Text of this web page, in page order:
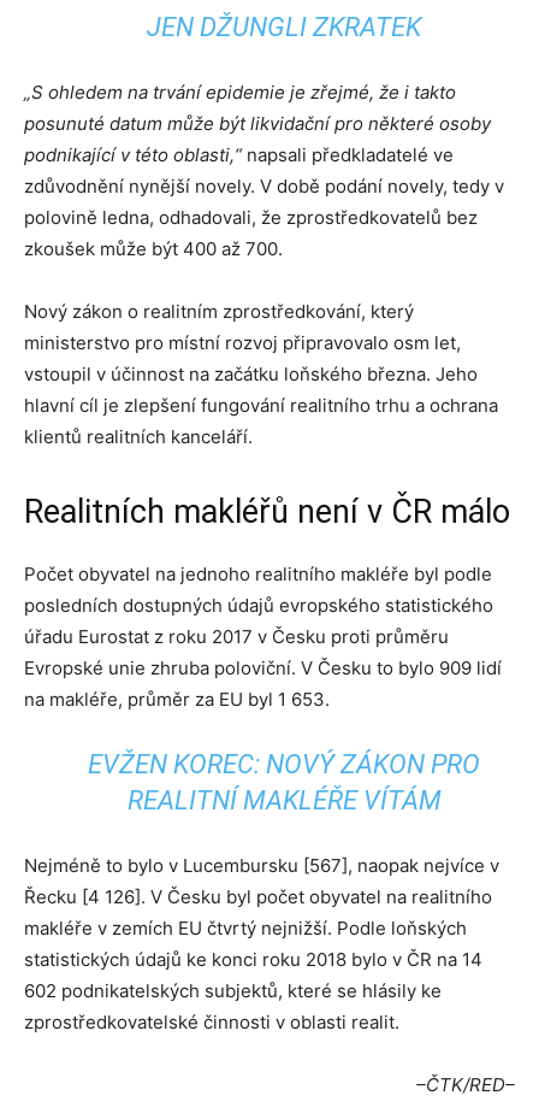
JEN DŽUNGLI ZKRATEK
„S ohledem na trvání epidemie je zřejmé, že i takto
posunuté datum může být likvidační pro některé osoby
podnikající v této oblasti,“napsali předkladatelé ve
zdůvodnění nynější novely. V době podání novely, tedy v
polovině ledna, odhadovali, že zprostředkovatelů bez
zkoušek může být 400 až 700.
Nový zákon o realitním zprostředkování, který
ministerstvo pro místní rozvoj připravovalo osm let,
vstoupil v účinnost na začátku loňského března. Jeho
hlavní cíl je zlepšení fungování realitního trhu a ochrana
klientů realitních kanceláří.
Realitních makléřů není v ČR málo
Počet obyvatel na jednoho realitního makléře byl podle
posledních dostupných údajů evropského statistického
úřadu Eurostat z roku 2017 v Česku proti průměru
Evropské unie zhruba poloviční. V Česku to bylo 909 lidí
na makléře, průměr za EU byl 1 653.
EVŽEN KOREC: NOVÝ ZÁKON PRO
REALITNÍ MAKLÉŘE VÍTÁM
Nejméně to bylo v Lucembursku [567], naopak nejvíce v
Řecku [4 126]. V Česku byl počet obyvatel na realitního
makléře v zemích EU čtvrtý nejnižší. Podle loňských
statistických údajů ke konci roku 2018 bylo v ČR na 14
602 podnikatelských subjektů, které se hlásily ke
zprostředkovatelské činnosti v oblasti realit.
–ČTK/RED–